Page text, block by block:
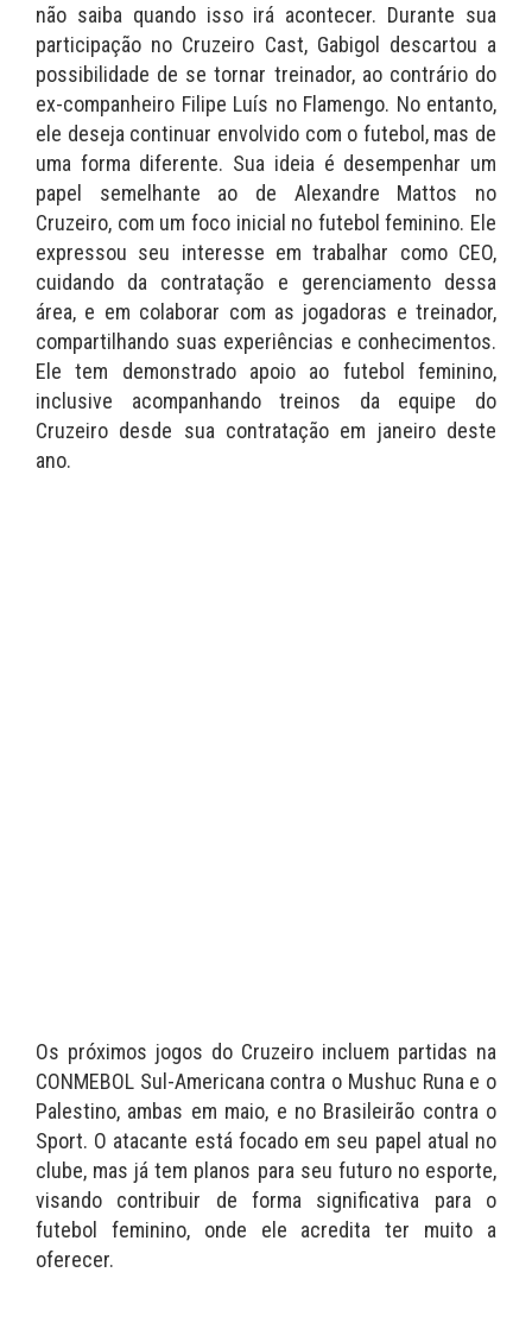
não saiba quando isso irá acontecer. Durante sua
participação no Cruzeiro Cast, Gabigol descartou a
possibilidade de se tornar treinador, ao contrário do
ex-companheiro Filipe Luís no Flamengo. No entanto,
ele deseja continuar envolvido com o futebol, mas de
uma forma diferente. Sua ideia é desempenhar um
papel semelhante ao de Alexandre Mattos no
Cruzeiro, com um foco inicial no futebol feminino. Ele
expressou seu interesse em trabalhar como CEO,
cuidando da contratação e gerenciamento dessa
área, e em colaborar com as jogadoras e treinador,
compartilhando suas experiências e conhecimentos.
Ele tem demonstrado apoio ao futebol feminino,
inclusive acompanhando treinos da equipe do
Cruzeiro desde sua contratação em janeiro deste
ano.
Os próximos jogos do Cruzeiro incluem partidas na
CONMEBOL Sul-Americana contra o Mushuc Runa e o
Palestino, ambas em maio, e no Brasileirão contra o
Sport. O atacante está focado em seu papel atual no
clube, mas já tem planos para seu futuro no esporte,
visando contribuir de forma significativa para o
futebol feminino, onde ele acredita ter muito a
oferecer.